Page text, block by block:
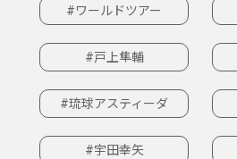
#ワールドツアー
#戸上隼輔
#琉球アスティーダ
#宇田幸矢